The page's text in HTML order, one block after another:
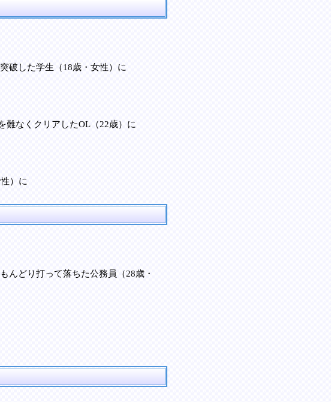
破した学生（18歳・女性）に
難なくクリアしたOL（22歳）に
）に
んどり打って落ちた公務員（28歳・